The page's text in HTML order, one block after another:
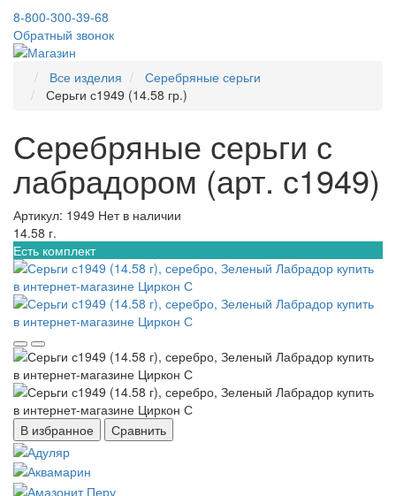
8-800-300-39-68
Обратный звонок
Все изделия
Серебряные серьги
Серьги с1949 (14.58 гр.)
Серебряные серьги с
лабрадором (арт. с1949)
Артикул: 1949 Нет в наличии
14.58 г.
Есть комплект
В избранное Сравнить